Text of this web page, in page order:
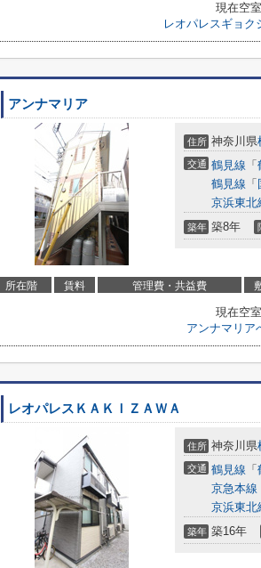
現在空
レオパレスギョク
アンナマリア
住所 神奈川県
交通 鶴見線 「
鶴見線 「
京浜東北
築年 築8年
所在階 賃料 管理費・共益費
現在空
アンナマリア
レオパレスＫＡＫＩＺＡＷＡ
住所 神奈川県
交通 鶴見線 「
京急本線
京浜東北
築年 築16年